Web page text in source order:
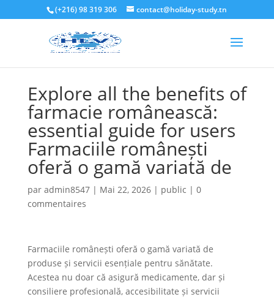
(+216) 98 319 306 contact@holiday-study.tn
Explore all the benefits of
farmacie românească:
essential guide for users
Farmaciile românești
oferă o gamă variată de
par admin8547| Mai 22, 2026| public | 0
commentaires
Farmaciile românești oferă o gamă variată de
produse și servicii esențiale pentru sănătate.
Acestea nu doar că asigură medicamente, dar și
consiliere profesională, accesibilitate și servicii